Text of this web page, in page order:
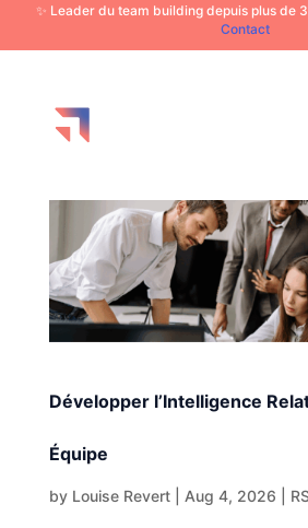
✨ Leader du team building depuis plus de
Contact
Développer l’Intelligence
Équipe
by Louise Revert| Aug 4, 2026